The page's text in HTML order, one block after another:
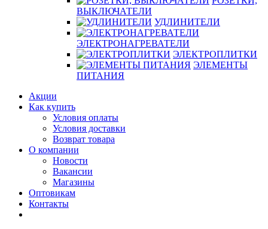
ВЫКЛЮЧАТЕЛИ
УДЛИНИТЕЛИ
ЭЛЕКТРОНАГРЕВАТЕЛИ
ЭЛЕКТРОПЛИТКИ
ЭЛЕМЕНТЫ
ПИТАНИЯ
Акции
Как купить
Условия оплаты
Условия доставки
Возврат товара
О компании
Новости
Вакансии
Магазины
Оптовикам
Контакты